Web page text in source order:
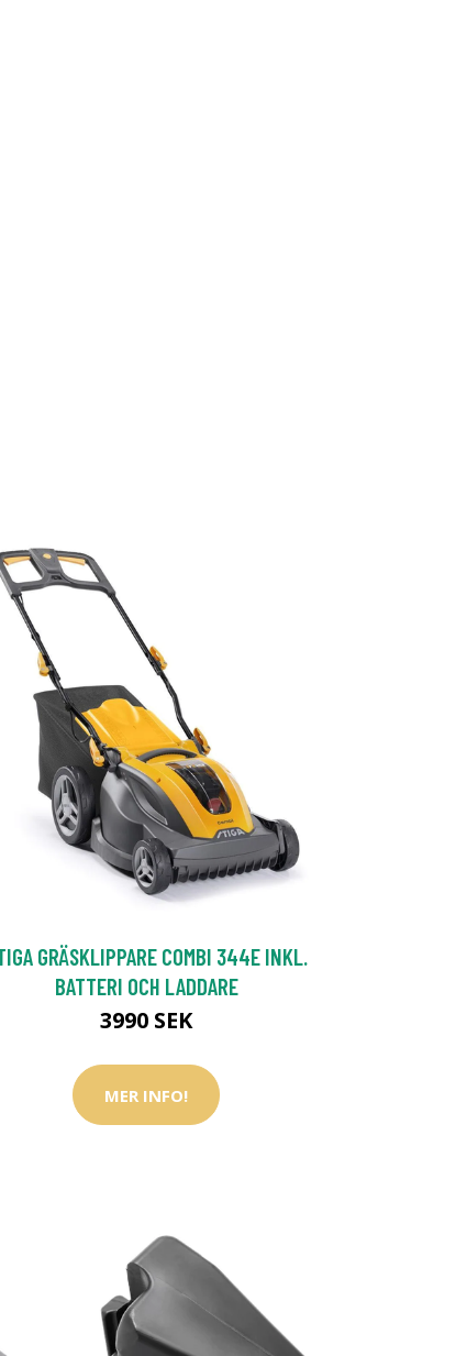
GRÄSKLIPPARE COMBI 344E INKL.
BATTERI OCH LADDARE
3990 SEK
MER INFO!